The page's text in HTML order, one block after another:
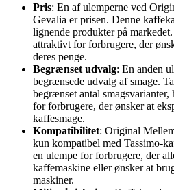
Pris: En af ulemperne ved
Gevalia er prisen. Denne
lignende produkter på
attraktivt for forbrugere, der
deres penge.
Begrænset udvalg: En anden
begrænsede udvalg af smage.
begrænset antal
for forbrugere, der ønsker at
kaffesmage.
Kompatibilitet: Original
kun kompatibel med Tassimo-
en ulempe for forbrugere, der
kaffemaskine eller ønsker at
maskiner.